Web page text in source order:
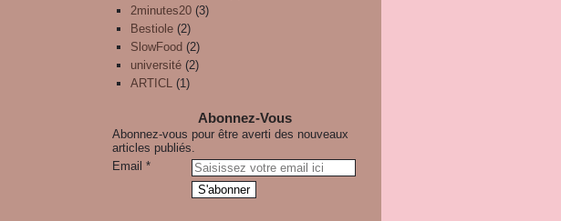
2minutes20 (3)
Bestiole (2)
SlowFood (2)
université (2)
ARTICL (1)
Abonnez-Vous
Abonnez-vous pour être averti des nouveaux
articles publiés.
Email